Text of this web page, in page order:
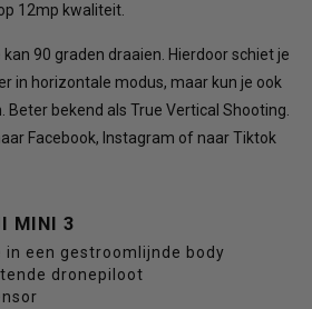
12mp kwaliteit.
90 graden draaien. Hierdoor schiet je
in horizontale modus, maar kun je ook
Beter bekend als True Vertical Shooting.
Facebook, Instagram of naar Tiktok
MINI 3
in een gestroomlijnde body
dronepiloot